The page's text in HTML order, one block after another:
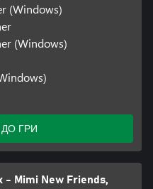
(Windows)
(Windows)
ГРИ
- Mimi New Friends,